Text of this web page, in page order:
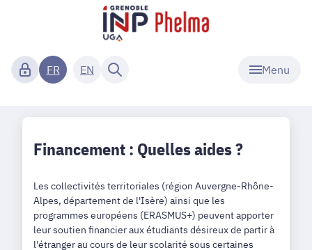
Menu
FR EN
Financement : Quelles aides ?
Les collectivités territoriales (région Auvergne-Rhône-
Alpes, département de l'Isère) ainsi que les
programmes européens (ERASMUS+) peuvent apporter
leur soutien financier aux étudiants désireux de partir à
l'étranger au cours de leur scolarité sous certaines